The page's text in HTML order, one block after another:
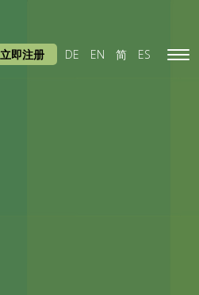
立即注册 DE EN 简 ES